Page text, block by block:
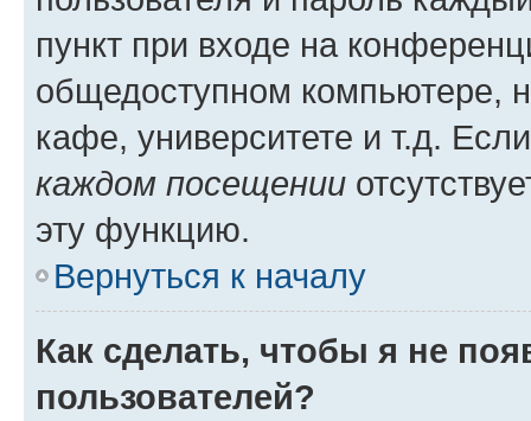
пункт при входе на
общедоступном компьютере,
кафе, университете и т.д.
каждом посещении
эту функцию.
Вернуться к началу
Как сделать, чтобы я не
пользователей?